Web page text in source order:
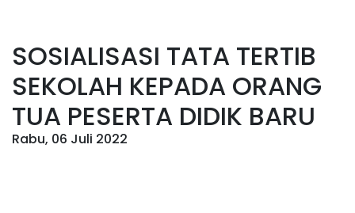
SOSIALISASI TATA TERTIB
SEKOLAH KEPADA ORANG
TUA PESERTA DIDIK BARU
Rabu, 06 Juli 2022